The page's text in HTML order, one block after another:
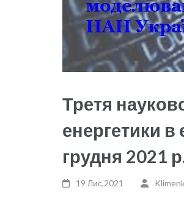
Третя
енергетики в
грудня 2021
19 Лис,2021